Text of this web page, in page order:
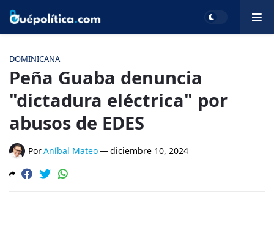
DOMINICANA
Peña Guaba denuncia
"dictadura eléctrica" por
abusos de EDES
PorAníbal Mateo—diciembre 10, 2024